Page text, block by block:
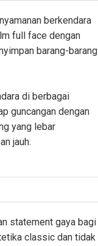
berkendara
full face dengan
barang-barang
di berbagai
guncangan dengan
yang lebar
jauh.
statement gaya bagi
classic dan tidak